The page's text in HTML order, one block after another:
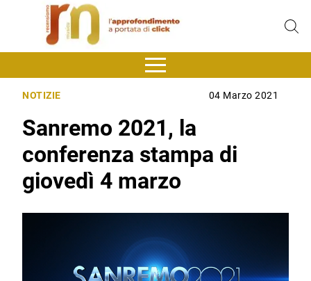
NOTIZIE 04 Marzo 2021
Sanremo 2021, la
conferenza stampa di
giovedì 4 marzo